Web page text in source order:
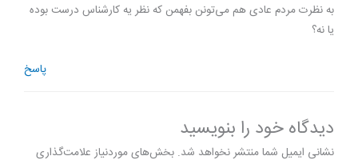
به نظرت مردم عادی هم می‌تونن بفهمن که نظر یه کارشناس درست بوده
یا نه؟
پاسخ
دیدگاه‌ خود را بنویسید
نشانی ایمیل شما منتشر نخواهد شد. بخش‌های موردنیاز علامت‌گذاری